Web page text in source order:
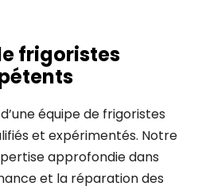
frigoristes
équipe de frigoristes
et expérimentés. Notre
approfondie dans
et la réparation des